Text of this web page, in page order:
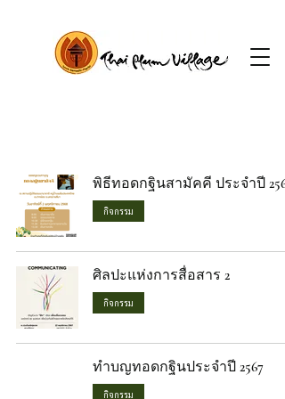
พิธีทอดกฐินสามัคคี ประจำปี 2568
กิจกรรม
ศิลปะแห่งการสื่อสาร 2
กิจกรรม
ทำบญทอดกฐินประจำปี 2567
กิจกรรม